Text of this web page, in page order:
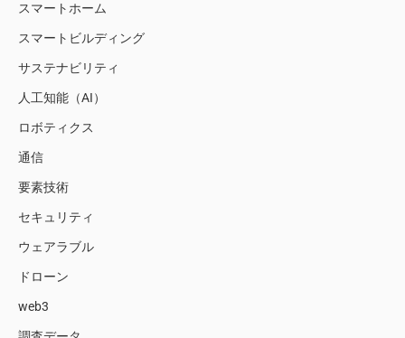
スマートホーム
スマートビルディング
サステナビリティ
人工知能（AI）
ロボティクス
通信
要素技術
セキュリティ
ウェアラブル
ドローン
web3